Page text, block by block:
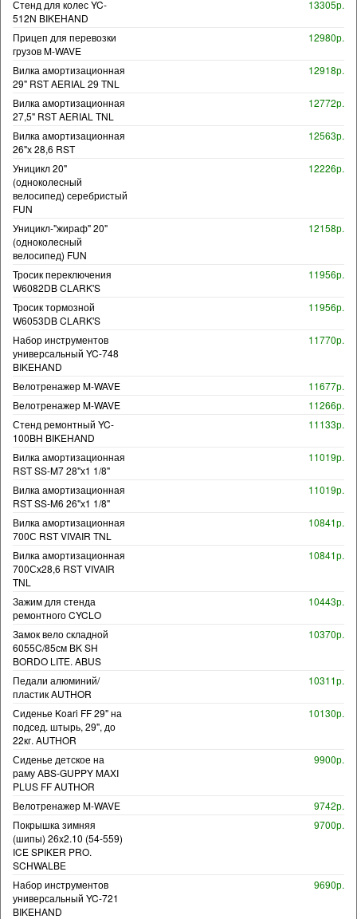
Стенд для колес YC-
512N BIKEHAND
13305р.
Прицеп для перевозки
грузов M-WAVE
12980р.
Вилка амортизационная
29" RST AERIAL 29 TNL
12918р.
Вилка амортизационная
27,5" RST AERIAL TNL
12772р.
Вилка амортизационная
26"х 28,6 RST
12563р.
Уницикл 20"
(одноколесный
велосипед) серебристый
FUN
12226р.
Уницикл-"жираф" 20"
(одноколесный
велосипед) FUN
12158р.
Тросик переключения
W6082DB CLARK'S
11956р.
Тросик тормозной
W6053DB CLARK'S
11956р.
Набор инструментов
универсальный YC-748
BIKEHAND
11770р.
Велотренажер M-WAVE
11677р.
Велотренажер M-WAVE
11266р.
Стенд ремонтный YC-
100BH BIKEHAND
11133р.
Вилка амортизационная
RST SS-M7 28"х1 1/8"
11019р.
Вилка амортизационная
RST SS-M6 26"х1 1/8"
11019р.
Вилка амортизационная
700С RST VIVAIR TNL
10841р.
Вилка амортизационная
700Сх28,6 RST VIVAIR
TNL
10841р.
Зажим для стенда
ремонтного CYCLO
10443р.
Замок вело складной
6055C/85см BK SH
BORDO LITE. ABUS
10370р.
Педали алюминий/
пластик AUTHOR
10311р.
Сиденье Koari FF 29" на
подсед. штырь, 29", до
22кг. AUTHOR
10130р.
Сиденье детское на
раму ABS-GUPPY MAXI
PLUS FF AUTHOR
9900р.
Велотренажер M-WAVE
9742р.
Покрышка зимняя
(шипы) 26x2.10 (54-559)
ICE SPIKER PRO.
SCHWALBE
9700р.
Набор инструментов
универсальный YC-721
BIKEHAND
9690р.